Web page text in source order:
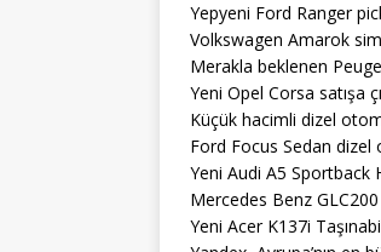
Yepyeni Ford Ranger
Volkswagen Amarok
Merakla beklenen
Yeni Opel Corsa satışa
Küçük hacimli dizel
Ford Focus Sedan
Yeni Audi A5 Sportback
Mercedes Benz
Yeni Acer K137i